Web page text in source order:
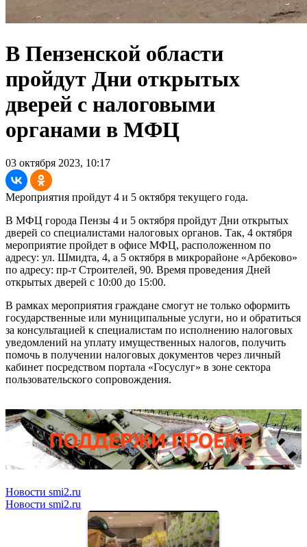
В Пензенской области
пройдут Дни открытых
дверей с налоговыми
органами в МФЦ
03 октября 2023, 10:17
Мероприятия пройдут 4 и 5 октября текущего года.
В МФЦ города Пензы 4 и 5 октября пройдут Дни открытых
дверей со специалистами налоговых органов. Так, 4 октября
мероприятие пройдет в офисе МФЦ, расположенном по
адресу: ул. Шмидта, 4, а 5 октября в микрорайоне «Арбеково»
по адресу: пр-т Строителей, 90. Время проведения Дней
открытых дверей с 10:00 до 15:00.
В рамках мероприятия граждане смогут не только оформить
государственные или муниципальные услуги, но и обратиться
за консультацией к специалистам по исполнению налоговых
уведомлений на уплату имущественных налогов, получить
помочь в получении налоговых документов через личный
кабинет посредством портала «Госуслуг» в зоне сектора
пользовательского сопровождения.
Новости smi2.ru
Новости smi2.ru